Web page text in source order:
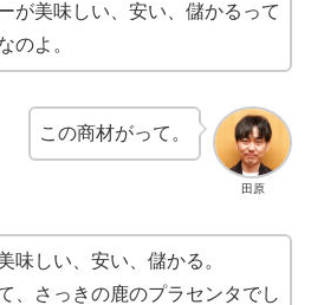
が美味しい、安い、儲かるって
のよ。
田原
この商材がって。
味しい、安い、儲かる。
、さっきの鹿のプラセンタでし